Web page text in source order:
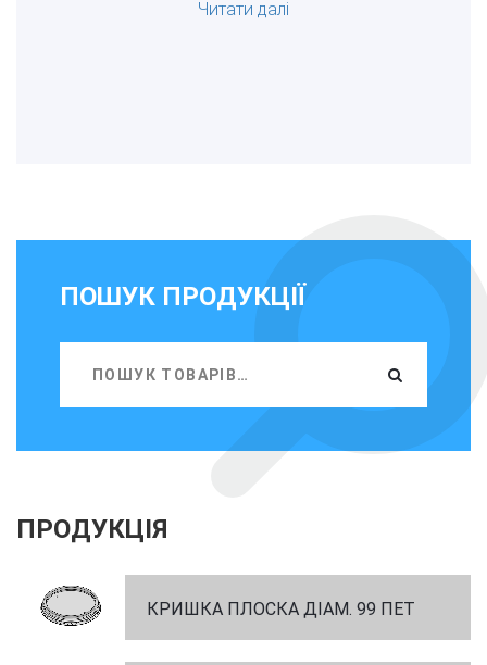
Читати далі
ПОШУК ПРОДУКЦІЇ
ПРОДУКЦІЯ
КРИШКА ПЛОСКА ДІАМ. 99 ПЕТ